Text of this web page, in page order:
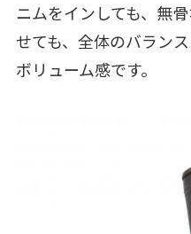
ニムをインしても、無
せても、全体のバラン
ボリューム感です。